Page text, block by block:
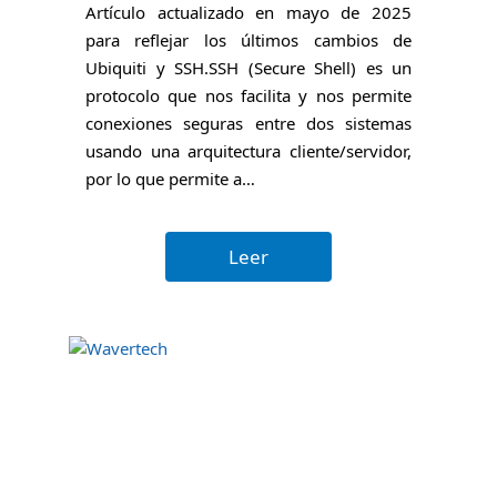
Artículo actualizado en mayo de 2025
para reflejar los últimos cambios de
Ubiquiti y SSH.SSH (Secure Shell) es un
protocolo que nos facilita y nos permite
conexiones seguras entre dos sistemas
usando una arquitectura cliente/servidor,
por lo que permite a…
Leer